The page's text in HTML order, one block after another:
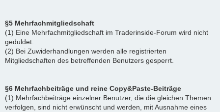
§5 Mehrfachmitgliedschaft
(1) Eine Mehrfachmitgliedschaft im Traderinside-Forum wird nicht
geduldet.
(2) Bei Zuwiderhandlungen werden alle registrierten
Mitgliedschaften des betreffenden Benutzers gesperrt.
§6 Mehrfachbeiträge und reine Copy&Paste-Beiträge
(1) Mehrfachbeiträge einzelner Benutzer, die die gleichen Themen
verfolgen, sind nicht erwünscht und werden, mit Ausnahme eines